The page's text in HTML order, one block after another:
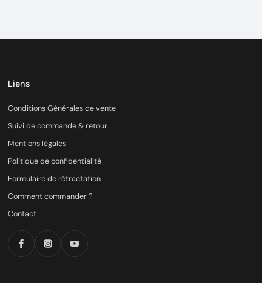
Liens
Conditions Générales de vente
Suivi de commande & retour
Mentions légales
Politique de confidentialité
Formulaire de rétractation
Comment commander ?
Contact